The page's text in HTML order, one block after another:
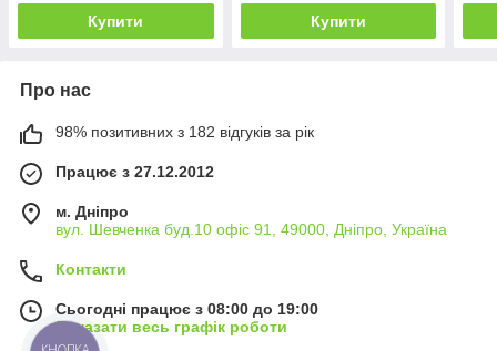
Купити Купити
Про нас
98% позитивних з 182 відгуків за рік
Працює з 27.12.2012
м. Дніпро
вул. Шевченка буд.10 офіс 91, 49000, Дніпро, Україна
Контакти
Сьогодні працює з 08:00 до 19:00
Показати весь графік роботи